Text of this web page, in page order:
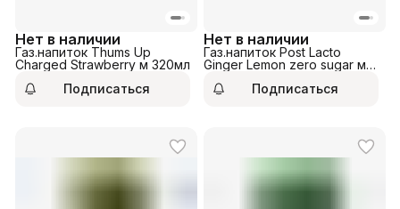
Нет в наличии
Газ.напиток Thums Up
Charged Strawberry м 320мл
Подписаться
Нет в наличии
Газ.напиток Post Lacto
Ginger Lemon zero sugar м
Подписаться